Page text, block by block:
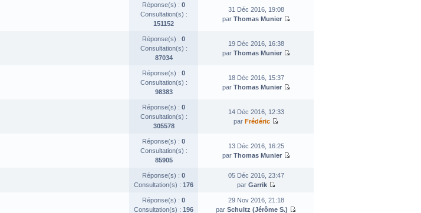
Réponse(s) : 0
Consultation(s) :
151152
31 Déc 2016, 19:08
par Thomas Munier
Réponse(s) : 0
Consultation(s) :
87034
19 Déc 2016, 16:38
par Thomas Munier
Réponse(s) : 0
Consultation(s) :
98383
18 Déc 2016, 15:37
par Thomas Munier
Réponse(s) : 0
Consultation(s) :
305578
14 Déc 2016, 12:33
par Frédéric
Réponse(s) : 0
Consultation(s) :
85905
13 Déc 2016, 16:25
par Thomas Munier
Réponse(s) : 0
Consultation(s) : 176
05 Déc 2016, 23:47
par Garrik
Réponse(s) : 0
Consultation(s) : 196
29 Nov 2016, 21:18
par Schultz (Jérôme S.)